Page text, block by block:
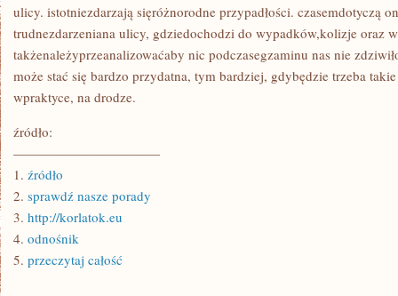
ulicy. istotniezdarzają sięróżnorodne przypadłości. czasemdotyczą
trudnezdarzeniana ulicy, gdziedochodzi do wypadków,kolizje oraz
takżenależyprzeanalizowaćaby nic podczasegzaminu nas nie
może stać się bardzo przydatna, tym bardziej, gdybędzie trzeba
wpraktyce, na drodze.
źródło:
———————————
1. źródło
2. sprawdź nasze porady
3. http://korlatok.eu
4. odnośnik
5. przeczytaj całość